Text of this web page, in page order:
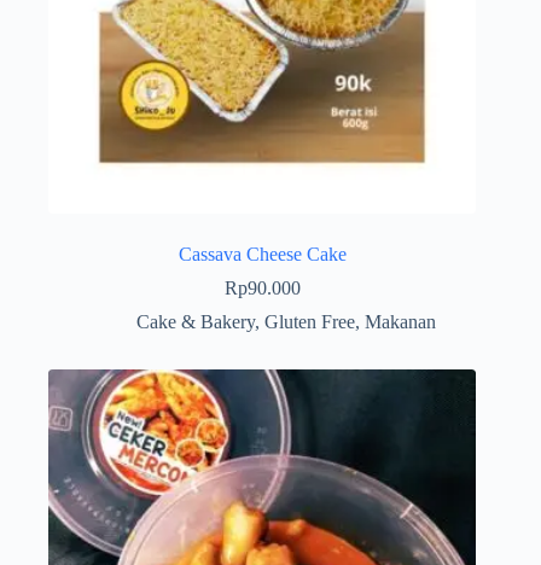
Cassava Cheese Cake
Rp90.000
Cake & Bakery,Gluten Free,Makanan